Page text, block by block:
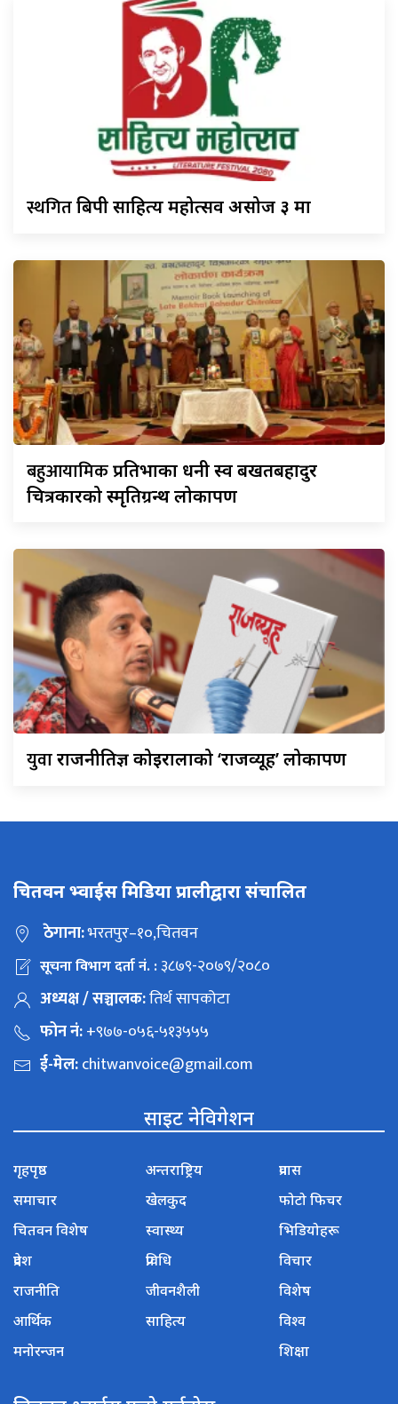
स्थगितबिपी साहित्य महोत्सव असोज ३ मा
बहुआयामिकप्रतिभाका धनी स्व बखतबहादुर
चित्रकारको स्मृतिग्रन्थ लोकार्पण
युवाराजनीतिज्ञ कोइरालाको ‘राजव्यूह’ लोकार्पण
चितवन भ्वाईस मिडिया प्रालीद्वारा संचालित
ठेगाना:भरतपुर–१०,चितवन
सूचना विभाग दर्ता नं. :३८७९-२०७९/२०८०
अध्यक्ष / सञ्चालक:तिर्थ सापकोटा
फोन नं:+९७७-०५६-५१३५५५
ई-मेल:chitwanvoice@gmail.com
साइट नेविगेशन
गृहपृष्ठ
समाचार
चितवन विशेष
प्रदेश
राजनीति
आर्थिक
मनोरन्जन
अन्तराष्ट्रिय
खेलकुद
स्वास्थ्य
प्रविधि
जीवनशैली
साहित्य
प्रवास
फोटो फिचर
भिडियोहरू
विचार
विशेष
विश्व
शिक्षा